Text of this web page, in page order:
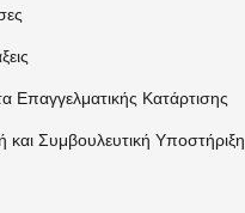
Επαγγελματικής Κατάρτισης
και Συμβουλευτική Υποστήριξη